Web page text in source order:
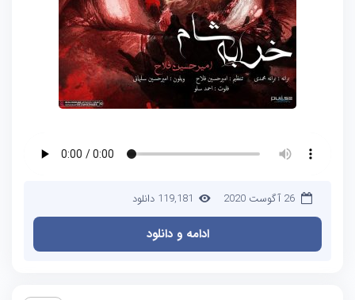
26 آگوست 2020 119,181 دانلود
ادامه و دانلود